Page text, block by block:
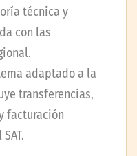
técnica y
con las
adaptado a la
transferencias,
facturación